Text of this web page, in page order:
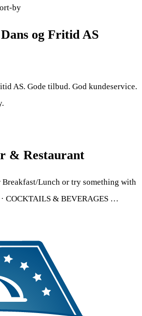
by
og Fritid AS
AS. Gode tilbud. God kundeservice.
& Restaurant
Lunch or try something with
COCKTAILS & BEVERAGES …